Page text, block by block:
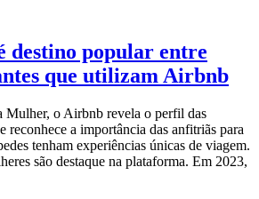
destino popular entre
que utilizam Airbnb
Mulher, o Airbnb revela o perfil das
reconhece a importância das anfitriãs para
tenham experiências únicas de viagem.
são destaque na plataforma. Em 2023,